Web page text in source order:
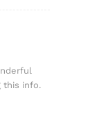
this info.